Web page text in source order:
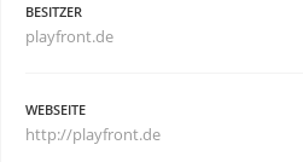
BESITZER
playfront.de
WEBSEITE
http://playfront.de